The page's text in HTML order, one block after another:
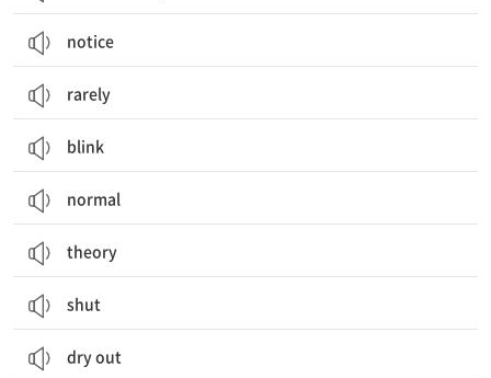
notice
rarely
blink
normal
theory
shut
dry out